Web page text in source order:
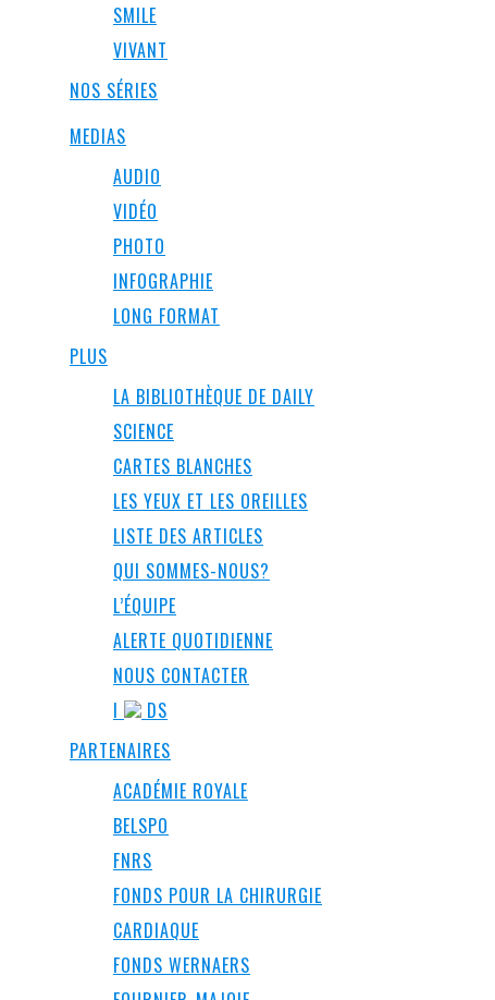
SMILE
VIVANT
NOS SÉRIES
MEDIAS
AUDIO
VIDÉO
PHOTO
INFOGRAPHIE
LONG FORMAT
PLUS
LA BIBLIOTHÈQUE DE DAILY
SCIENCE
CARTES BLANCHES
LES YEUX ET LES OREILLES
LISTE DES ARTICLES
QUI SOMMES-NOUS?
L’ÉQUIPE
ALERTE QUOTIDIENNE
NOUS CONTACTER
I
DS
PARTENAIRES
ACADÉMIE ROYALE
BELSPO
FNRS
FONDS POUR LA CHIRURGIE
CARDIAQUE
FONDS WERNAERS